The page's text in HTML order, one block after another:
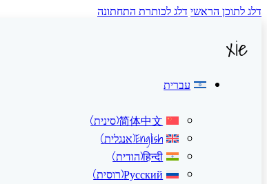
דלג לתוכן הראשי דלג לכותרת התחתונה
xie
עברית
简体中文
(סינית)
English
(אנגלית)
हिन्दी
(הודית)
Русский
(רוסית)